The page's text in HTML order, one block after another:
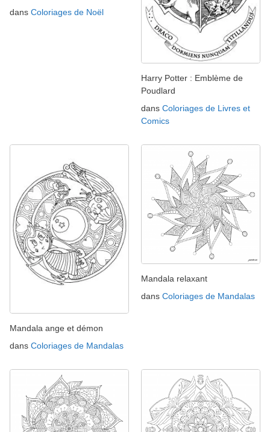
dans Coloriages de Noël
Harry Potter : Emblème de
Poudlard
dans Coloriages de Livres et
Comics
Mandala ange et démon
dans Coloriages de Mandalas
Mandala relaxant
dans Coloriages de Mandalas